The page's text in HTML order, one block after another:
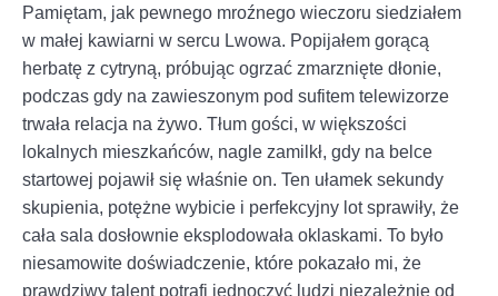
Pamiętam, jak pewnego mroźnego wieczoru siedziałem
w małej kawiarni w sercu Lwowa. Popijałem gorącą
herbatę z cytryną, próbując ogrzać zmarznięte dłonie,
podczas gdy na zawieszonym pod sufitem telewizorze
trwała relacja na żywo. Tłum gości, w większości
lokalnych mieszkańców, nagle zamilkł, gdy na belce
startowej pojawił się właśnie on. Ten ułamek sekundy
skupienia, potężne wybicie i perfekcyjny lot sprawiły, że
cała sala dosłownie eksplodowała oklaskami. To było
niesamowite doświadczenie, które pokazało mi, że
prawdziwy talent potrafi jednoczyć ludzi niezależnie od